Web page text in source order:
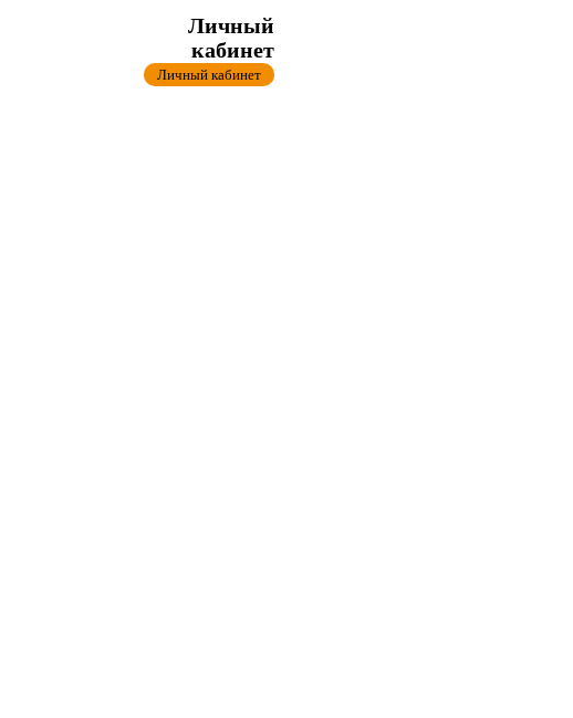
Личный
кабинет
Личный кабинет